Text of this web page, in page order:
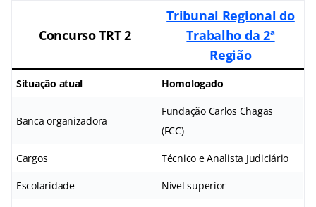
Concurso TRT 2
Tribunal Regional do
Trabalho da 2ª
Região
Situação atual Homologado
Banca organizadora
Fundação Carlos Chagas
(FCC)
Cargos Técnico e Analista Judiciário
Escolaridade Nível superior